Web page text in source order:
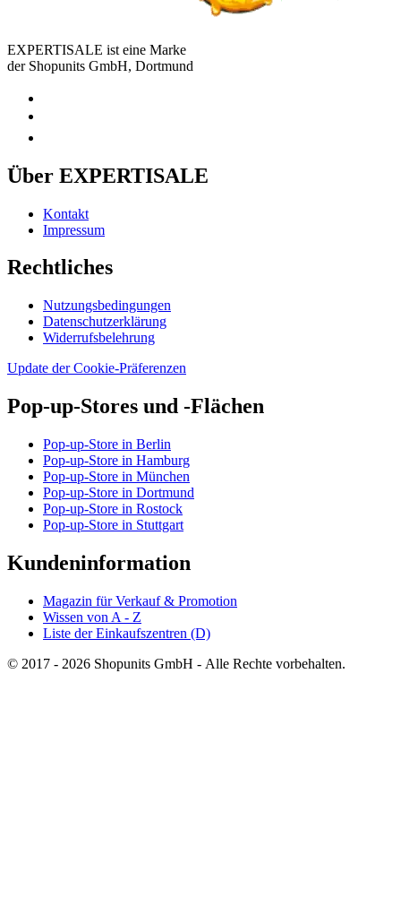
EXPERTISALE ist eine Marke
der Shopunits GmbH, Dortmund
Über EXPERTISALE
Kontakt
Impressum
Rechtliches
Nutzungsbedingungen
Datenschutzerklärung
Widerrufsbelehrung
Update der Cookie-Präferenzen
Pop-up-Stores und -Flächen
Pop-up-Store in Berlin
Pop-up-Store in Hamburg
Pop-up-Store in München
Pop-up-Store in Dortmund
Pop-up-Store in Rostock
Pop-up-Store in Stuttgart
Kundeninformation
Magazin für Verkauf & Promotion
Wissen von A - Z
Liste der Einkaufszentren (D)
© 2017 - 2026 Shopunits GmbH - Alle Rechte vorbehalten.